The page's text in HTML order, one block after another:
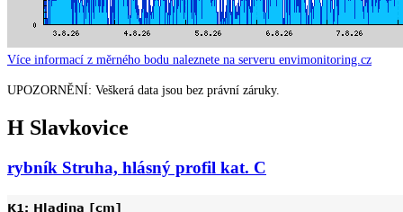
Více informací z měrného bodu naleznete na serveru envimonitoring.cz
UPOZORNĚNÍ: Veškerá data jsou bez právní záruky.
H Slavkovice
rybník Struha, hlásný profil kat. C